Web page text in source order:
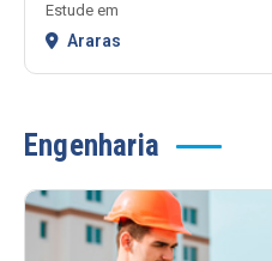
Estude em
Araras
Engenharia